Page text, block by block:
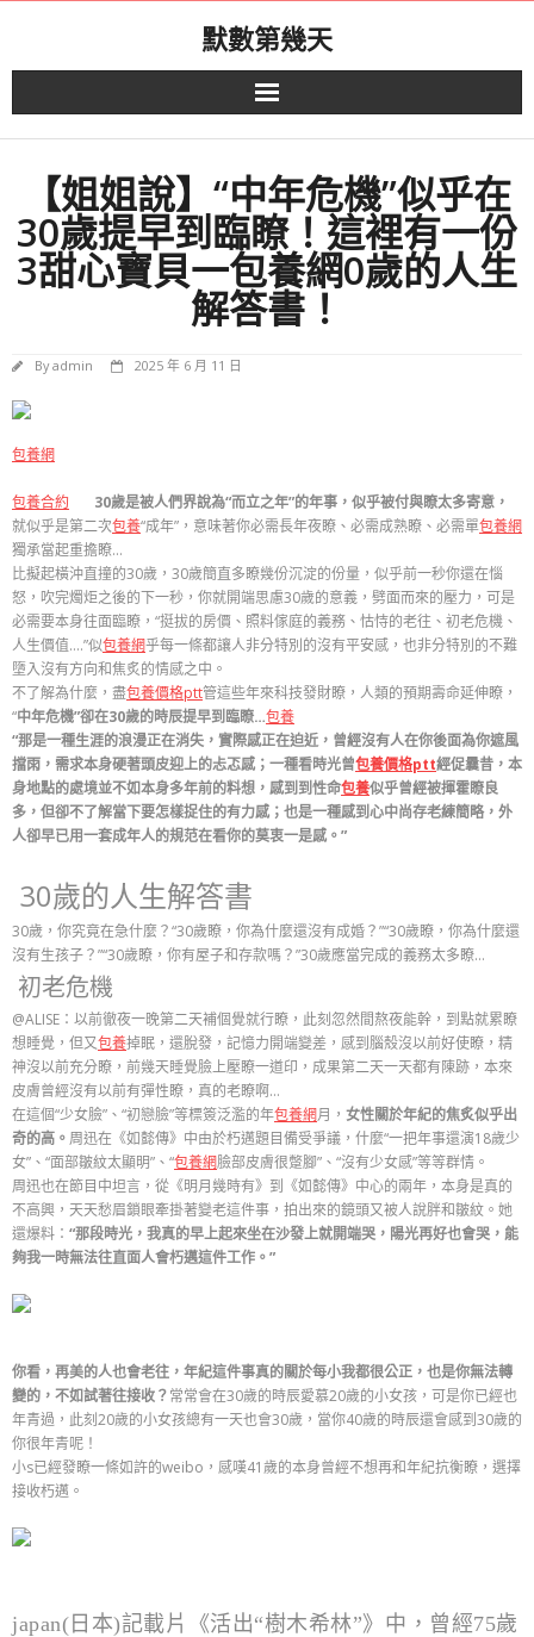
默數第幾天
【姐姐說】“中年危機”似乎在
30歲提早到臨瞭！這裡有一份
3甜心寶貝一包養網0歲的人生
解答書！
Byadmin 2025 年 6 月 11 日
包養網
包養合約
30歲是被人們界說為“而立之年”的年事，似乎被付與瞭太多寄意，
就似乎是第二次包養“成年”，意味著你必需長年夜瞭、必需成熟瞭、必需單包養網
獨承當起重擔瞭…
比擬起橫沖直撞的30歲，30歲簡直多瞭幾份沉淀的份量，似乎前一秒你還在惱
怒，吹完燭炬之後的下一秒，你就開端思慮30歲的意義，劈面而來的壓力，可是
必需要本身往面臨瞭， “挺拔的房價、照料傢庭的義務、怙恃的老往、初老危機、
人生價值….”似包養網乎每一條都讓人非分特別的沒有平安感，也非分特別的不難
墮入沒有方向和焦炙的情感之中。
不了解為什麼，盡包養價格ptt管這些年來科技發財瞭，人類的預期壽命延伸瞭，
“中年危機”卻在30歲的時辰提早到臨瞭…包養
“那是一種生涯的浪漫正在消失，實際感正在迫近，曾經沒有人在你後面為你遮風
擋雨，需求本身硬著頭皮迎上的忐忑感；一種看時光曾包養價格ptt經促曩昔，本
身地點的處境並不如本身多年前的料想，感到到性命包養似乎曾經被揮霍瞭良
多，但卻不了解當下要怎樣捉住的有力感；也是一種感到心中尚存老練簡略，外
人卻早已用一套成年人的規范在看你的莫衷一是感。”
30歲的人生解答書
30歲，你究竟在急什麼？“30歲瞭，你為什麼還沒有成婚？”“30歲瞭，你為什麼還
沒有生孩子？”“30歲瞭，你有屋子和存款嗎？”30歲應當完成的義務太多瞭…
初老危機
@ALISE：以前徹夜一晚第二天補個覺就行瞭，此刻忽然間熬夜能幹，到點就累瞭
想睡覺，但又包養掉眠，還脫發，記憶力開端變差，感到腦殼沒以前好使瞭，精
神沒以前充分瞭，前幾天睡覺臉上壓瞭一道印，成果第二天一天都有陳跡，本來
皮膚曾經沒有以前有彈性瞭，真的老瞭啊…
在這個“少女臉”、“初戀臉”等標簽泛濫的年包養網月， 女性關於年紀的焦炙似乎出
奇的高。 周迅在《如懿傳》中由於朽邁題目備受爭議，什麼“一把年事還演18歲少
女”、“面部皺紋太顯明”、“包養網臉部皮膚很蹩腳”、“沒有少女感”等等群情。
周迅也在節目中坦言，從《明月幾時有》到《如懿傳》中心的兩年，本身是真的
不高興，天天愁眉鎖眼牽掛著變老這件事，拍出來的鏡頭又被人說胖和皺紋。她
還爆料： “那段時光，我真的早上起來坐在沙發上就開端哭，陽光再好也會哭，能
夠我一時無法往直面人會朽邁這件工作。”
你看，再美的人也會老往，年紀這件事真的關於每小我都很公正，也是你無法轉
變的，不如試著往接收？常常會在30歲的時辰愛慕20歲的小女孩，可是你已經也
年青過，此刻20歲的小女孩總有一天也會30歲，當你40歲的時辰還會感到30歲的
你很年青呢！
小s已經發瞭一條如許的weibo，感嘆41歲的本身曾經不想再和年紀抗衡瞭，選擇
接收朽邁。
japan(日本)記載片《活出“樹木希林”》中，曾經75歲